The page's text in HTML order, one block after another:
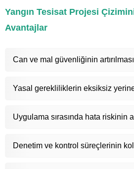
Yangın Tesisat Projesi
Avantajlar
Can ve mal güvenliğinin artırılması
Yasal gerekliliklerin eksiksiz
Uygulama sırasında hata riskinin
Denetim ve kontrol süreçlerinin